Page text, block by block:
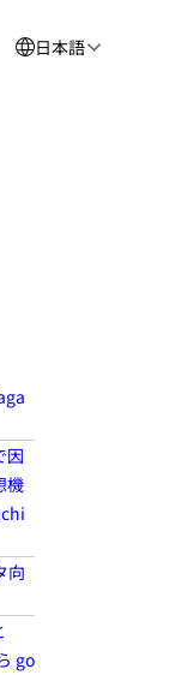
日本語
Português
因
機
向
go